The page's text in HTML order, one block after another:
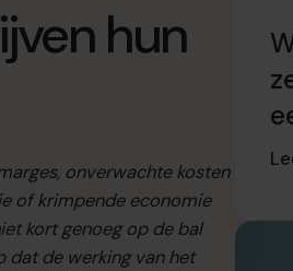
hun
onverwachte kosten
of krimpende economie
kort genoeg op de bal
dat de werking van het